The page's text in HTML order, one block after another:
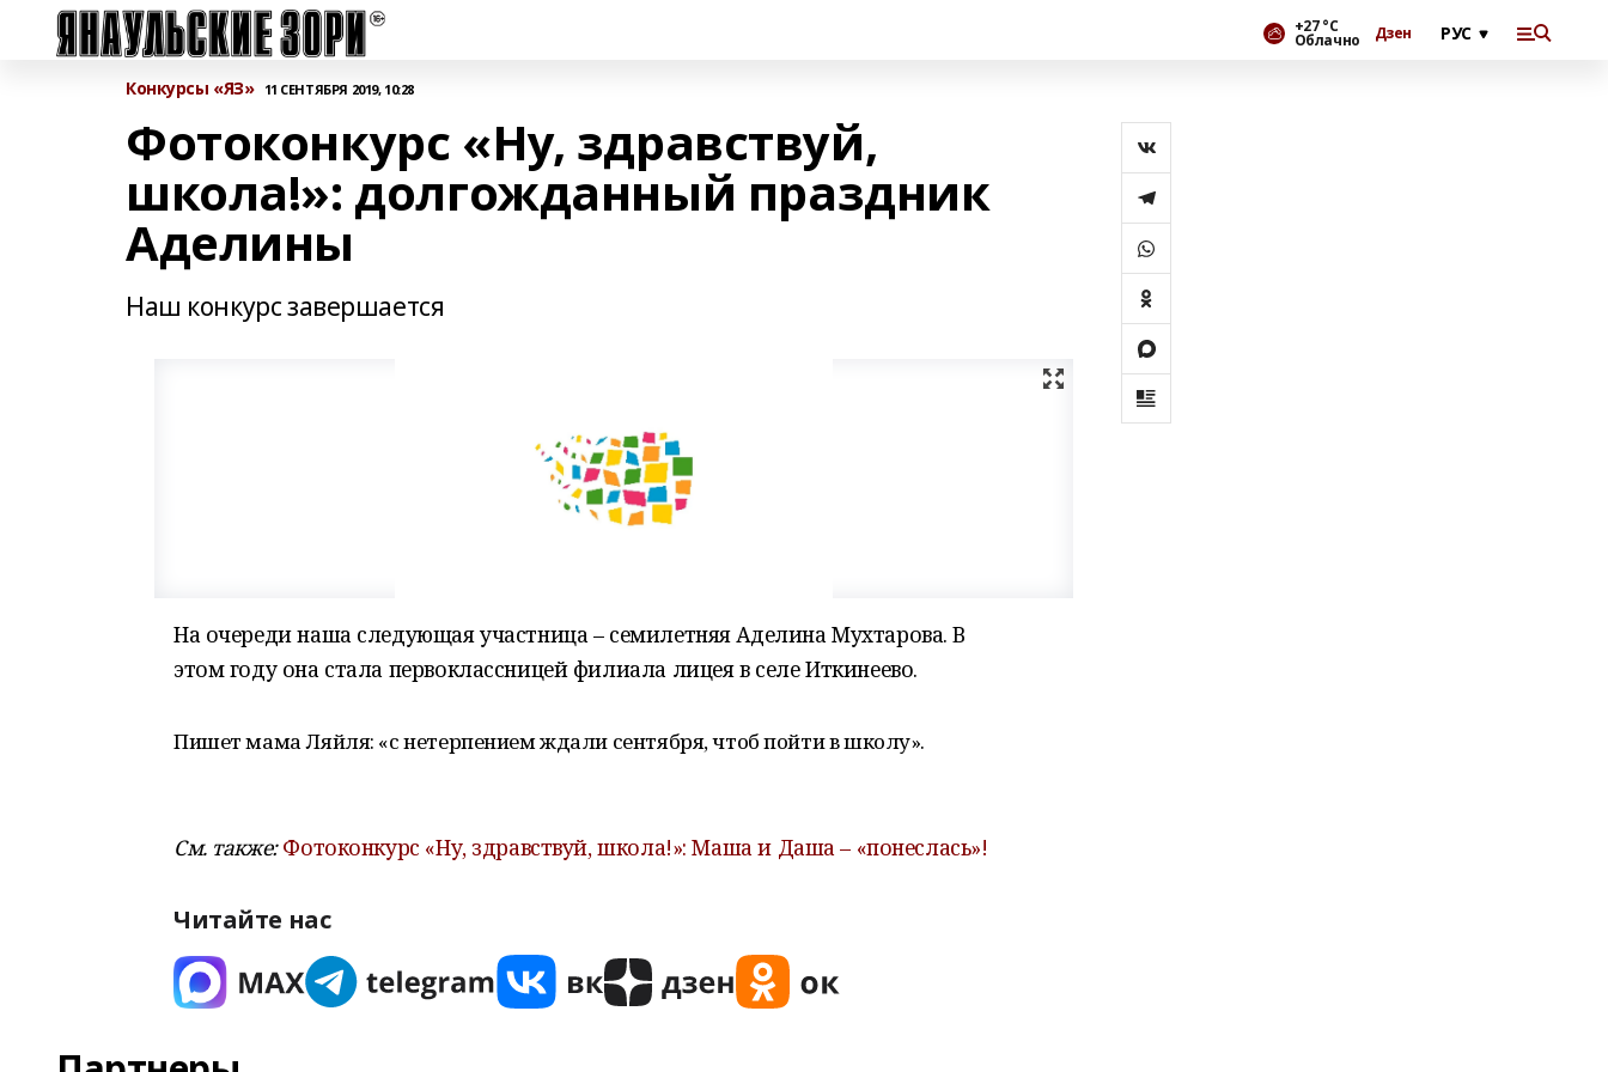
+27 °С
Облачно Дзен
Конкурсы «ЯЗ» 11 СЕНТЯБРЯ 2019, 10:28
Фотоконкурс «Ну, здравствуй,
школа!»: долгожданный праздник
Аделины
Наш конкурс завершается
На очереди наша следующая участница – семилетняя Аделина Мухтарова. В
этом году она стала первоклассницей филиала лицея в селе Иткинеево.
Пишет мама Ляйля: «с нетерпением ждали сентября, чтоб пойти в школу».
См. также: Фотоконкурс «Ну, здравствуй, школа!»: Маша и Даша – «понеслась»!
Читайте нас